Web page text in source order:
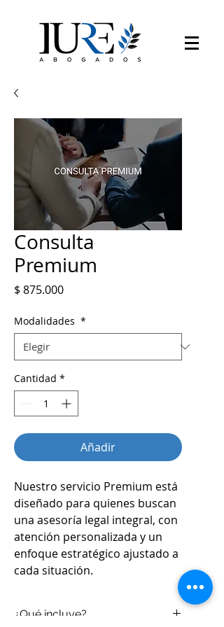
Consulta
Premium
$ 875.000Precio
Modalidades *
Cantidad *
Añadir
Nuestro servicio Premium está
diseñado para quienes buscan
una asesoría legal integral, con
atención personalizada y un
enfoque estratégico ajustado a
cada situación.
¿Qué incluye?